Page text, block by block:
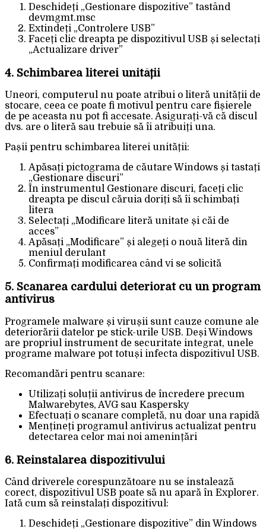
Deschideți „Gestionare dispozitive” tastând
devmgmt.msc
Extindeți „Controlere USB”
Faceți clic dreapta pe dispozitivul USB și selectați
„Actualizare driver”
4. Schimbarea literei unității
Uneori, computerul nu poate atribui o literă unității de
stocare, ceea ce poate fi motivul pentru care fișierele
de pe aceasta nu pot fi accesate. Asigurați-vă că discul
dvs. are o literă sau trebuie să îi atribuiți una.
Pașii pentru schimbarea literei unității:
Apăsați pictograma de căutare Windows și tastați
„Gestionare discuri”
În instrumentul Gestionare discuri, faceți clic
dreapta pe discul căruia doriți să îi schimbați
litera
Selectați „Modificare literă unitate și căi de
acces”
Apăsați „Modificare” și alegeți o nouă literă din
meniul derulant
Confirmați modificarea când vi se solicită
5. Scanarea cardului deteriorat cu un program
antivirus
Programele malware și virușii sunt cauze comune ale
deteriorării datelor pe stick-urile USB. Deși Windows
are propriul instrument de securitate integrat, unele
programe malware pot totuși infecta dispozitivul USB.
Recomandări pentru scanare:
Utilizați soluții antivirus de încredere precum
Malwarebytes, AVG sau Kaspersky
Efectuați o scanare completă, nu doar una rapidă
Mențineți programul antivirus actualizat pentru
detectarea celor mai noi amenințări
6. Reinstalarea dispozitivului
Când driverele corespunzătoare nu se instalează
corect, dispozitivul USB poate să nu apară în Explorer.
Iată cum să reinstalați dispozitivul:
Deschideți „Gestionare dispozitive” din Windows